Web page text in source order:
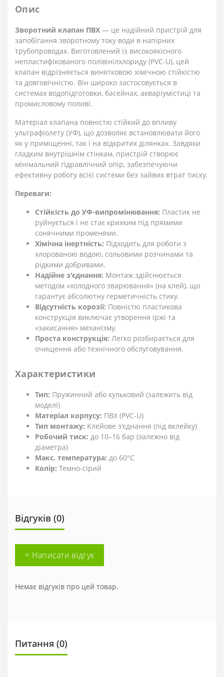
Опис
Зворотний клапан ПВХ — це надійний пристрій для
запобігання зворотному току води в напірних
трубопроводах. Виготовлений із високоякісного
непластифікованого полівінілхлориду (PVC-U), цей
клапан відрізняється винятковою хімічною стійкістю
та довговічністю. Він широко застосовується в
системах водопідготовки, басейнах, акваріумістиці та
промисловому поливі.
Матеріал клапана повністю стійкий до впливу
ультрафіолету (УФ), що дозволяє встановлювати його
як у приміщенні, так і на відкритих ділянках. Завдяки
гладким внутрішнім стінкам, пристрій створює
мінімальний гідравлічний опір, забезпечуючи
ефективну роботу всієї системи без зайвих втрат тиску.
Переваги:
Стійкість до УФ-випромінювання: Пластик не
руйнується і не стає крихким під прямими
сонячними променями.
Хімічна інертність: Підходить для роботи з
хлорованою водою, сольовими розчинами та
рідкими добривами.
Надійне з'єднання: Монтаж здійснюється
методом «холодного зварювання» (на клей), що
гарантує абсолютну герметичність стику.
Відсутність корозії: Повністю пластикова
конструкція виключає утворення іржі та
«закисання» механізму.
Проста конструкція: Легко розбирається для
очищення або технічного обслуговування.
Характеристики
Тип: Пружинний або кульковий (залежить від
моделі)
Матеріал корпусу: ПВХ (PVC-U)
Тип монтажу: Клейове з'єднання (під вклейку)
Робочий тиск: до 10–16 бар (залежно від
діаметра)
Макс. температура: до 60°C
Колір: Темно-сірий
Відгуків (0)
+ Написати відгук
Немає відгуків про цей товар.
Питання (0)